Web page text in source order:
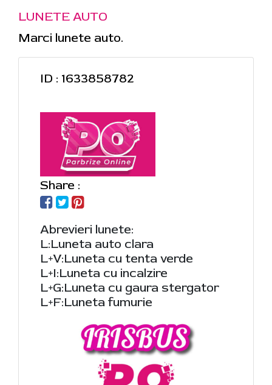
LUNETE AUTO
Marci lunete auto.
ID : 1633858782
Share :
Abrevieri lunete:
L:Luneta auto clara
L+V:Luneta cu tenta verde
L+I:Luneta cu incalzire
L+G:Luneta cu gaura stergator
L+F:Luneta fumurie